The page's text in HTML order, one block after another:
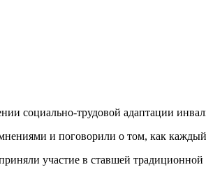
социально-трудовой адаптации
и поговорили о том, как каждый
участие в ставшей